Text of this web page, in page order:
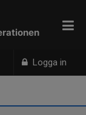
Logga in